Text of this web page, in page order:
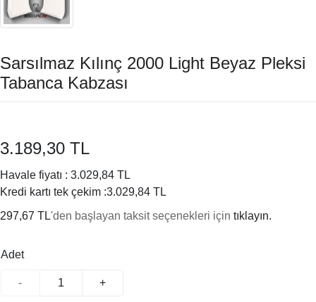
Sarsılmaz Kılınç 2000 Light Beyaz Pleksi
Tabanca Kabzası
3.189,30 TL
Havale fiyatı : 3.029,84 TL
Kredi kartı tek çekim :3.029,84 TL
297,67 TL'den başlayan taksit seçenekleri için tıklayın.
Adet
- +